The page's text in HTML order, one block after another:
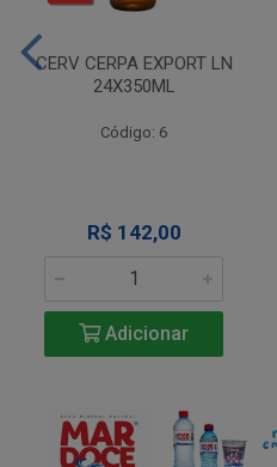
CERV CERPA EXPORT LN
24X350ML
Código: 6
R$ 142,00
Adicionar